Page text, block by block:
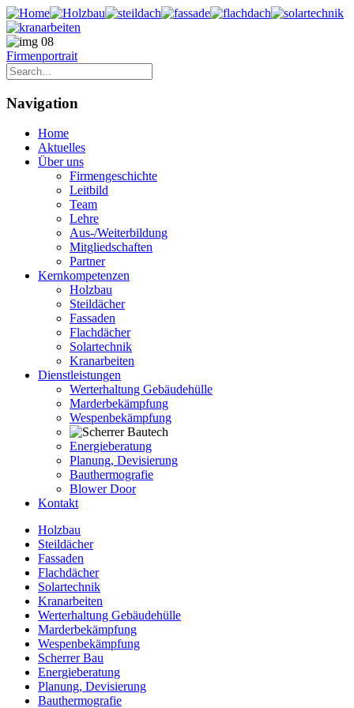
Firmenportrait
Navigation
Home
Aktuelles
Über uns
Firmengeschichte
Leitbild
Team
Lehre
Aus-/Weiterbildung
Mitgliedschaften
Partner
Kernkompetenzen
Holzbau
Steildächer
Fassaden
Flachdächer
Solartechnik
Kranarbeiten
Dienstleistungen
Werterhaltung Gebäudehülle
Marderbekämpfung
Wespenbekämpfung
Energieberatung
Planung, Devisierung
Bauthermografie
Blower Door
Kontakt
Holzbau
Steildächer
Fassaden
Flachdächer
Solartechnik
Kranarbeiten
Werterhaltung Gebäudehülle
Marderbekämpfung
Wespenbekämpfung
Scherrer Bau
Energieberatung
Planung, Devisierung
Bauthermografie